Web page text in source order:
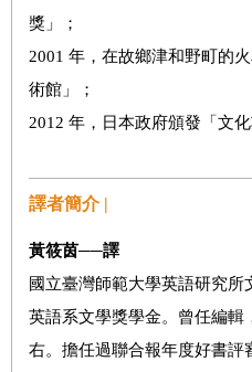
獎」；
2001 年，在故鄉津和野町的
術館」；
2012 年，日本政府頒發「文化
譯者簡介 |
黃筱茵──譯
國立臺灣師範大學英語研究
英語系文學獎學金。曾任編輯
右。擔任過聯合報年度好書評